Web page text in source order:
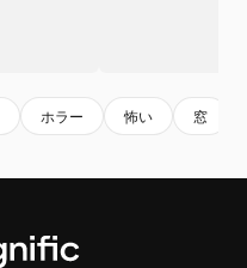
ホラー 怖い 窓